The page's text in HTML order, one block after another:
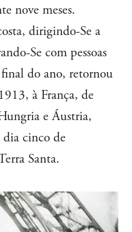
nove meses.
dirigindo-Se a
Se com pessoas
final do ano, retornou
à França, de
e Áustria,
cinco de
Santa.